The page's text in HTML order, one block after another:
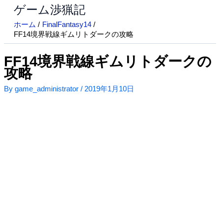
ス
キ
ッ
プ
ゲーム渉猟記
ホーム
FinalFantasy14
FF14境界戦線ギムリトダークの攻略
FF14境界戦線ギムリトダークの
攻略
By game_administrator / 2019年1月10日